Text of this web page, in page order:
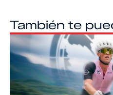
También te